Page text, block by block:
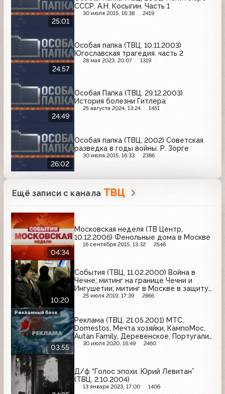
25:01
СССР. А.Н. Косыгин. Часть 1
30 июля 2015, 16:38 2419
24:57
Особая папка (ТВЦ, 10.11.2003)
Югославская трагедия. часть 2
28 мая 2023, 20:07 1319
24:49
Особая Папка (ТВЦ, 29.12.2003)
История болезни Гитлера
25 августа 2024, 13:24 1451
26:02
Особая папка (ТВЦ, 2002) Советская
разведка в годы войны. Р. Зорге
30 июля 2015, 16:33 2386
Ещё записи с канала ТВЦ
04:34
Московская неделя (ТВ Центр,
10.12.2006) Фенольные дома в Москве
16 сентября 2015, 13:32 2548
10:20
События (ТВЦ, 11.02.2000) Война в
Чечне; митинг на границе Чечни и
Ингушетии; митинг в Москве в защиту
Андрея Бабицкого; поездка Владимира
25 июля 2019, 17:39 2866
03:55
Реклама (ТВЦ, 21.05.2001) МТС,
Domestos, Мечта хозяйки, КампоМос,
Autan Family, Деревенское, Португалия,
Известия, Хозяюшка, Knorr
30 июля 2020, 16:49 2460
Рекламный блок
Д/ф “Голос эпохи. Юрий Левитан”
(ТВЦ, 2.10.2004)
13 января 2023, 17:00 1406